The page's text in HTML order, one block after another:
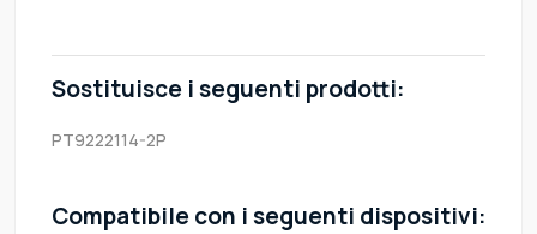
Sostituisce i seguenti prodotti:
PT9222114-2P
Compatibile con i seguenti dispositivi: